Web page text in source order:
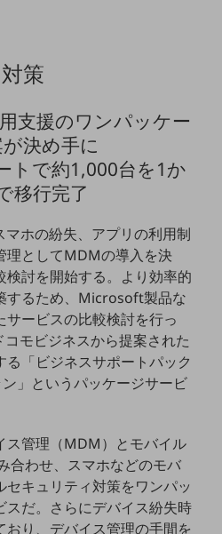
ステナビリティ
対策
支援のワンパッケー
決め手に
トで約1,000台を1か
移行完了
マホの紛失、アプリの利用制
理としてMDMの導入を決
検討を開始する。より効率的
するため、Microsoft製品な
サービスの比較検討を行っ
モビジネスから提案された
「ビジネスサポートパック
」というパッケージサービ
ス管理（MDM）とモバイル
合わせ、スマホなどのモバ
キュリティ対策をワンパッ
スだ。さらにデバイス紛失時
り、デバイス管理の手間を